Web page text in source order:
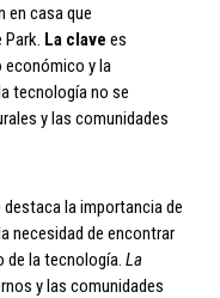
en casa que
La clave es
económico y la
tecnología no se
y las comunidades
destaca la importancia de
necesidad de encontrar
la tecnología. La
y las comunidades